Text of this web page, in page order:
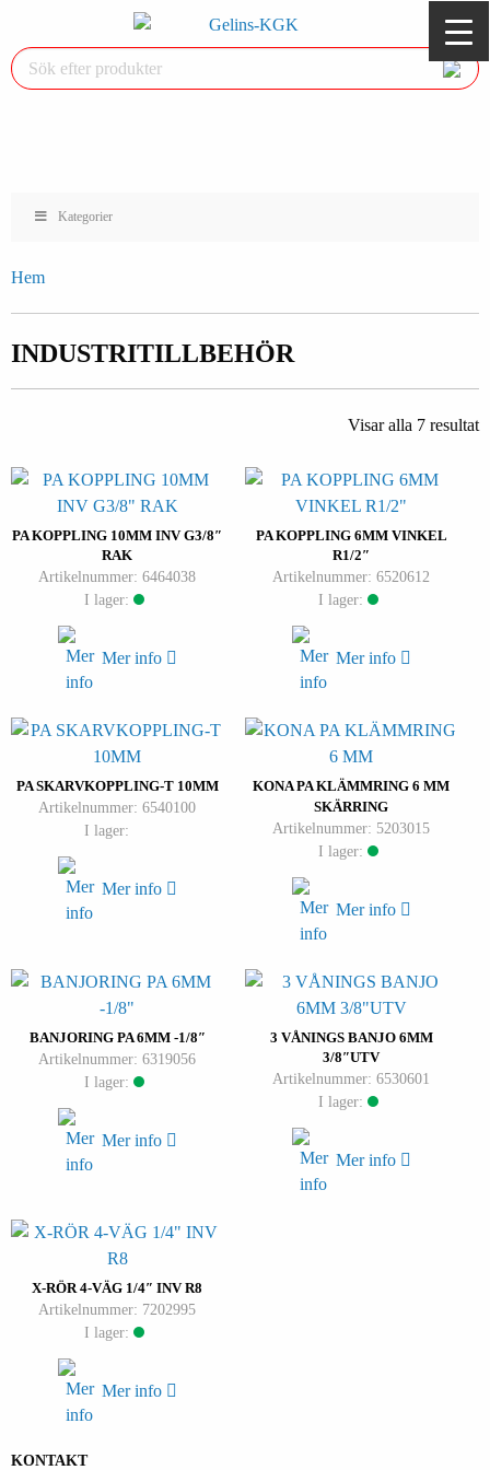
Kategorier
Hem
INDUSTRITILLBEHÖR
Visar alla 7 resultat
PA KOPPLING 10MM INV G3/8″
RAK
Artikelnummer: 6464038
I lager:
Mer info
PA KOPPLING 6MM VINKEL
R1/2″
Artikelnummer: 6520612
I lager:
Mer info
PA SKARVKOPPLING-T 10MM
Artikelnummer: 6540100
I lager:
Mer info
KONA PA KLÄMMRING 6 MM
SKÄRRING
Artikelnummer: 5203015
I lager:
Mer info
BANJORING PA 6MM -1/8″
Artikelnummer: 6319056
I lager:
Mer info
3 VÅNINGS BANJO 6MM
3/8″UTV
Artikelnummer: 6530601
I lager:
Mer info
X-RÖR 4-VÄG 1/4″ INV R8
Artikelnummer: 7202995
I lager:
Mer info
KONTAKT